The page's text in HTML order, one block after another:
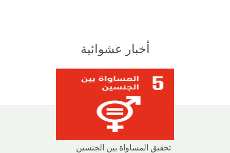
أخبار عشوائية
تحقيق المساواة بين الجنسين